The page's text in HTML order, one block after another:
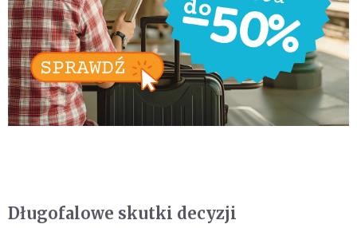
Długofalowe skutki decyzji